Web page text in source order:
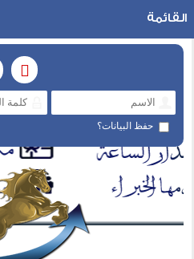
حفظ البيانات؟
القائمة